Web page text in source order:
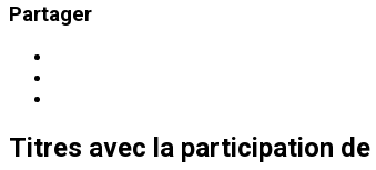
Partager
Titres avec la participation de